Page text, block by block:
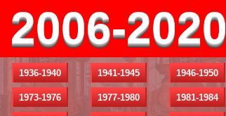
2020
1936-1940 1941-1945 1946-1950
1973-1976 1977-1980 1981-1984